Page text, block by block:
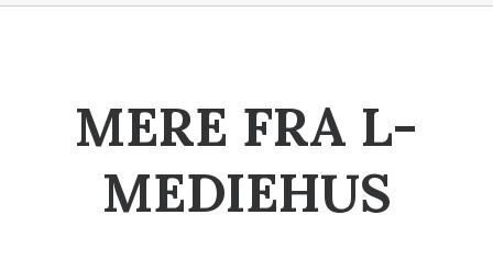
MERE FRA L-
MEDIEHUS